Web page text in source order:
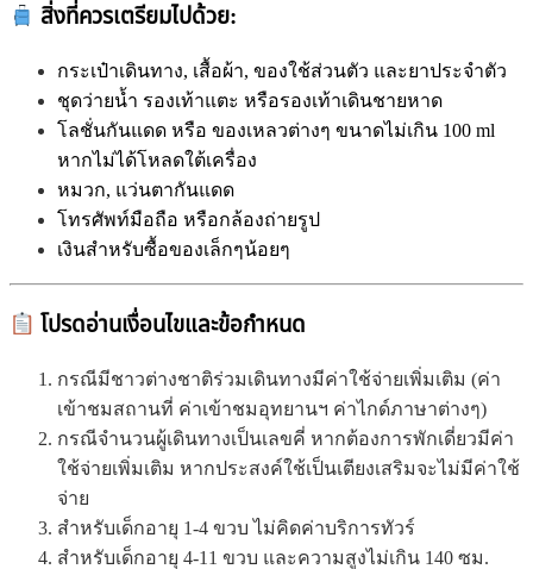
สิ่งที่ควรเตรียมไปด้วย:
กระเป๋าเดินทาง, เสื้อผ้า, ของใช้ส่วนตัว และยาประจำตัว
ชุดว่ายน้ำ รองเท้าแตะ หรือรองเท้าเดินชายหาด
โลชั่นกันแดด หรือ ของเหลวต่างๆ ขนาดไม่เกิน 100 ml
หากไม่ได้โหลดใต้เครื่อง
หมวก, แว่นตากันแดด
โทรศัพท์มือถือ หรือกล้องถ่ายรูป
เงินสำหรับซื้อของเล็กๆน้อยๆ
โปรดอ่านเงื่อนไขและข้อกำหนด
กรณีมีชาวต่างชาติร่วมเดินทางมีค่าใช้จ่ายเพิ่มเติม (ค่า
เข้าชมสถานที่ ค่าเข้าชมอุทยานฯ ค่าไกด์ภาษาต่างๆ)
กรณีจำนวนผู้เดินทางเป็นเลขคี่ หากต้องการพักเดี่ยวมีค่า
ใช้จ่ายเพิ่มเติม หากประสงค์ใช้เป็นเตียงเสริมจะไม่มีค่าใช้
จ่าย
สำหรับเด็กอายุ 1-4 ขวบ ไม่คิดค่าบริการทัวร์
สำหรับเด็กอายุ 4-11 ขวบ และความสูงไม่เกิน 140 ซม.